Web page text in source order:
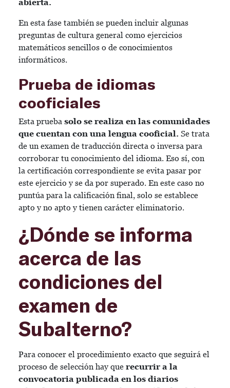
abierta.
En esta fase también se pueden incluir algunas
preguntas de cultura general como ejercicios
matemáticos sencillos o de conocimientos
informáticos.
Prueba de idiomas
cooficiales
Esta prueba solo se realiza en las comunidades
que cuentan con una lengua cooficial. Se trata
de un examen de traducción directa o inversa para
corroborar tu conocimiento del idioma. Eso sí, con
la certificación correspondiente se evita pasar por
este ejercicio y se da por superado. En este caso no
puntúa para la calificación final, solo se establece
apto y no apto y tienen carácter eliminatorio.
¿Dónde se informa
acerca de las
condiciones del
examen de
Subalterno?
Para conocer el procedimiento exacto que seguirá el
proceso de selección hay que recurrir a la
convocatoria publicada en los diarios